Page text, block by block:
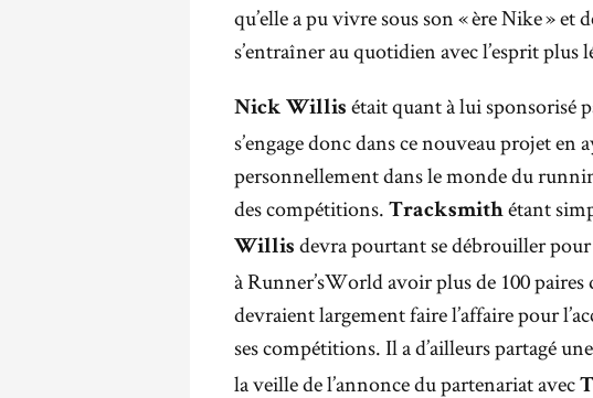
qu’elle a pu vivre sous son « ère Nike »
s’entraîner au quotidien avec l’esprit plus
Nick Willis était quant à lui sponsorisé
s’engage donc dans ce nouveau projet
personnellement dans le monde du
des compétitions. Tracksmith étant
Willis devra pourtant se débrouiller
à Runner’sWorld avoir plus de 100 paires
devraient largement faire l’affaire pour
ses compétitions. Il a d’ailleurs partagé
la veille de l’annonce du partenariat avec